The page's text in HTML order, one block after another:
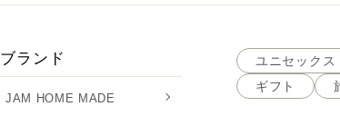
ブランド
JAM HOME MADE
ユニセックス
ギフト